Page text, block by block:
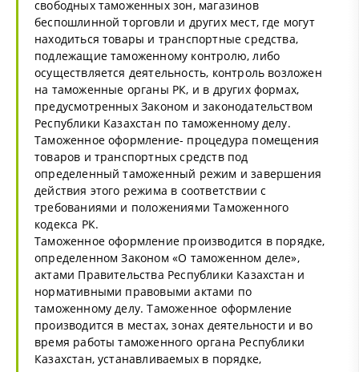
свободных таможенных зон, магазинов
беспошлинной торговли и других мест, где могут
находиться товары и транспортные средства,
подлежащие таможенному контролю, либо
осуществляется деятельность, контроль возложен
на таможенные органы РК, и в других формах,
предусмотренных Законом и законодательством
Республики Казахстан по таможенному делу.
Таможенное оформление- процедура помещения
товаров и транспортных средств под
определенный таможенный режим и завершения
действия этого режима в соответствии с
требованиями и положениями Таможенного
кодекса РК.
Таможенное оформление производится в порядке,
определенном Законом «О таможенном деле»,
актами Правительства Республики Казахстан и
нормативными правовыми актами по
таможенному делу. Таможенное оформление
производится в местах, зонах деятельности и во
время работы таможенного органа Республики
Казахстан, устанавливаемых в порядке,